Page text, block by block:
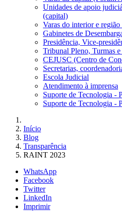
Unidades de apoio
(capital)
Varas do interior e
Gabinetes de
Presidência, Vice-
Tribunal Pleno, Turmas
CEJUSC (Centro de
Secretarias,
Escola Judicial
Atendimento à imprensa
Suporte de Tecnologia -
Suporte de Tecnologia -
Início
Blog
Transparência
RAINT 2023
WhatsApp
Facebook
Twitter
LinkedIn
Imprimir